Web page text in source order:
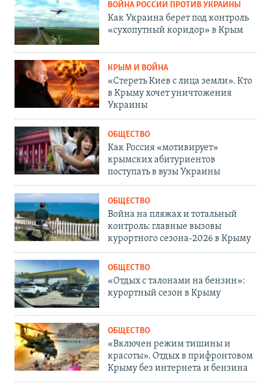
ВОЙНА РОССИИ ПРОТИВ УКРАИНЫ
Как Украина берет под контроль
«сухопутный коридор» в Крым
КРЫМ И ВОЙНА
«Стереть Киев с лица земли». Кто
в Крыму хочет уничтожения
Украины
ОБЩЕСТВО
Как Россия «мотивирует»
крымских абитуриентов
поступать в вузы Украины
ОБЩЕСТВО
Война на пляжах и тотальный
контроль: главные вызовы
курортного сезона-2026 в Крыму
ОБЩЕСТВО
«Отдых с талонами на бензин»:
курортный сезон в Крыму
ОБЩЕСТВО
«Включен режим тишины и
красоты». Отдых в прифронтовом
Крыму без интернета и бензина